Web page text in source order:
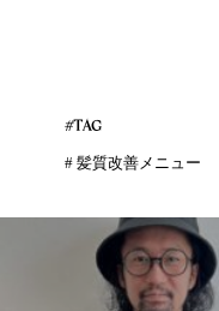
#TAG
# 髪質改善メニュー